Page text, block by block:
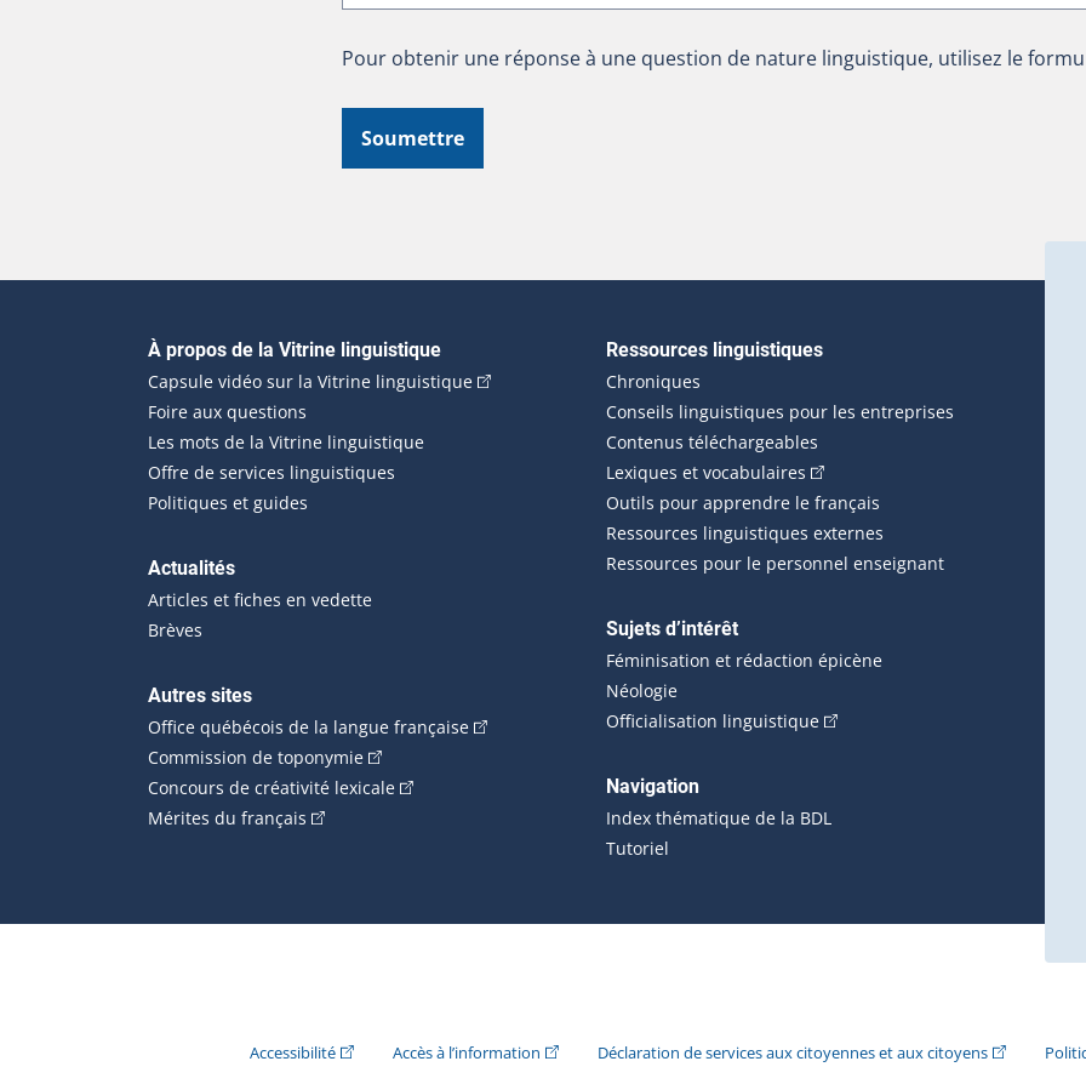
Pour obtenir une réponse à une question de nature linguistique, utilisez le
Soumettre
Navigation principale
À propos de la Vitrine linguistique
Capsule vidéo sur la Vitrine linguistique(Cet hyperlien externe s'ouvrira dans une nouvelle fenêtre.)
Foire aux questions
Les mots de la Vitrine linguistique
Offre de services linguistiques
Politiques et guides
Actualités
Articles et fiches en vedette
Brèves
Autres sites
Office québécois de la langue française(Cet hyperlien externe s'ouvrira dans une nouvelle fenêtre.)
Commission de toponymie(Cet hyperlien externe s'ouvrira dans une nouvelle fenêtre.)
Concours de créativité lexicale(Cet hyperlien externe s'ouvrira dans une nouvelle fenêtre.)
Mérites du français (Cet hyperlien externe s'ouvrira dans une nouvelle fenêtre.)
Ressources linguistiques
Chroniques
Conseils linguistiques pour les entreprises
Contenus téléchargeables
Lexiques et vocabulaires (Cet hyperlien externe s'ouvrira
Outils pour apprendre le français
Ressources linguistiques externes
Ressources pour le personnel enseignant
Sujets d’intérêt
Féminisation et rédaction épicène
Néologie
Officialisation linguistique(Cet hyperlien externe s'ouvrira
Navigation
Index thématique de la BDL
Tutoriel
Accessibilité(Cet hyperlien externe s'ouvrira dans une nouvelle fenêtre.)
Accès à l’information (Cet hyperlien externe s'ouvrira dans une nouvelle fenêtre.)
Déclaration de services aux citoyennes et aux citoyens(Cet